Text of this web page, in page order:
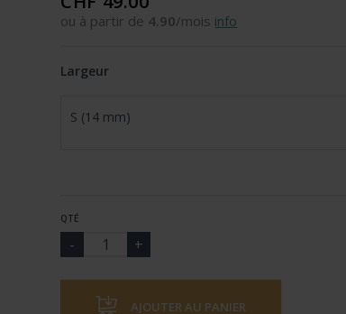
ou à partir de 4.90/mois info
Largeur
S (14 mm)
QTÉ
AJOUTER AU PANIER